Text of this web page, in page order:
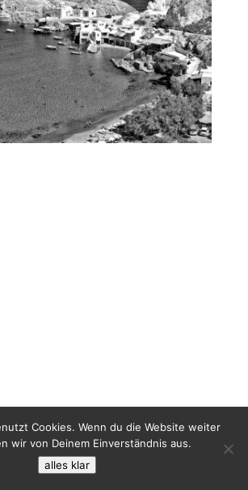
Cookies. Wenn du die Website weiter
wir von Deinem Einverständnis aus.
alles klar